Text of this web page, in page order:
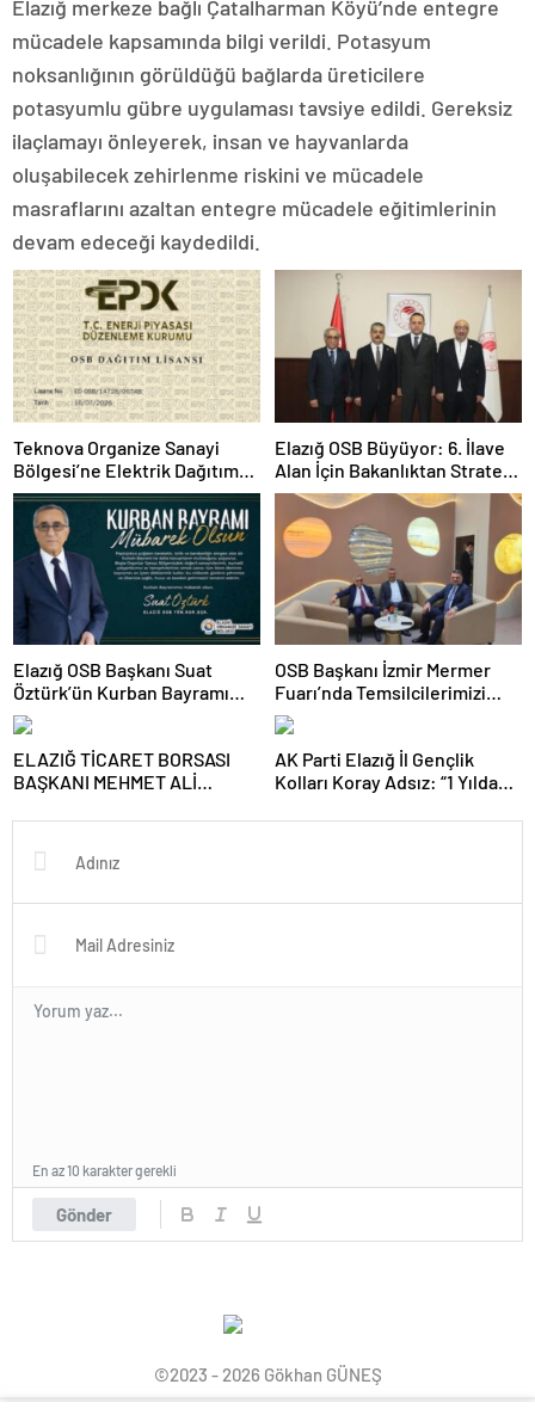
Elazığ merkeze bağlı Çatalharman Köyü’nde entegre
mücadele kapsamında bilgi verildi. Potasyum
noksanlığının görüldüğü bağlarda üreticilere
potasyumlu gübre uygulaması tavsiye edildi. Gereksiz
ilaçlamayı önleyerek, insan ve hayvanlarda
oluşabilecek zehirlenme riskini ve mücadele
masraflarını azaltan entegre mücadele eğitimlerinin
devam edeceği kaydedildi.
Teknova Organize Sanayi
Bölgesi’ne Elektrik Dağıtım
Lisansı Verildi
Elazığ OSB Büyüyor: 6. İlave
Alan İçin Bakanlıktan Stratejik
Onay!
Elazığ OSB Başkanı Suat
Öztürk’ün Kurban Bayramı
Tebrik Mesajı
OSB Başkanı İzmir Mermer
Fuarı’nda Temsilcilerimizi
Yalnız Bırakmadı
ELAZIĞ TİCARET BORSASI
BAŞKANI MEHMET ALİ
DÜNYA KADINLAR GÜNÜ
MESAJI
AK Parti Elazığ İl Gençlik
Kolları Koray Adsız: “1 Yılda
Kardeşliğin İzini Sahada
Gönder
En az 10 karakter gerekli
©2023 - 2026 Gökhan GÜNEŞ